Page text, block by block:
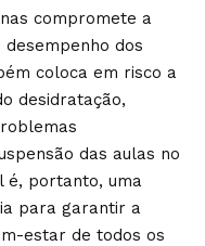
compromete a
dos
coloca em risco a
desidratação,
das aulas no
é, portanto, uma
para garantir a
estar de todos os